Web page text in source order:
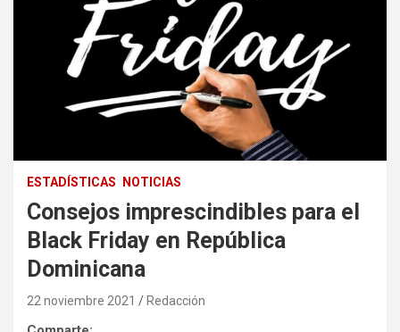
ESTADÍSTICAS NOTICIAS
Consejos imprescindibles para el
Black Friday en República
Dominicana
22 noviembre 2021 Redacción